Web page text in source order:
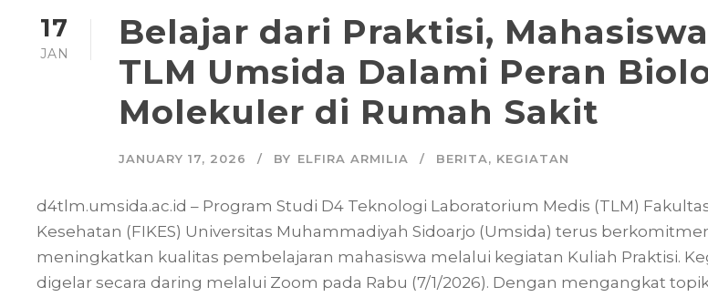
17
JAN
Belajar dari Praktisi,
TLM Umsida Dalami Peran
Molekuler di Rumah Sakit
JANUARY 17, 2026 BY ELFIRA ARMILIA BERITA, KEGIATAN
d4tlm.umsida.ac.id – Program Studi D4 Teknologi Laboratorium Medis (TLM)
Kesehatan (FIKES) Universitas Muhammadiyah Sidoarjo (Umsida) terus
meningkatkan kualitas pembelajaran mahasiswa melalui kegiatan Kuliah Praktisi.
digelar secara daring melalui Zoom pada Rabu (7/1/2026). Dengan mengangkat